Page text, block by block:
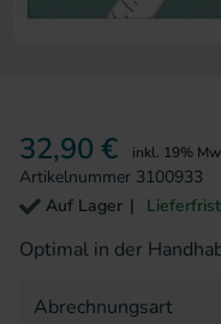
32,90 € inkl. 19%
Artikelnummer 3100933
Auf Lager
Optimal in der
Abrechnungsart